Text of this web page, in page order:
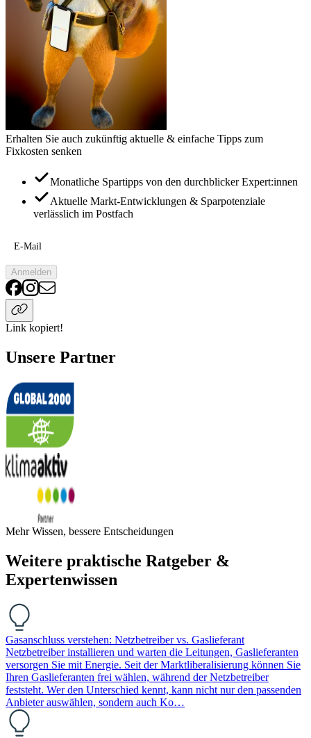
Erhalten Sie auch zukünftig aktuelle & einfache Tipps zum
Fixkosten senken
Monatliche Spartipps von den durchblicker Expert:innen
Aktuelle Markt-Entwicklungen & Sparpotenziale
verlässlich im Postfach
E-Mail
Anmelden
Link kopiert!
Unsere Partner
Mehr Wissen, bessere Entscheidungen
Weitere praktische Ratgeber &
Expertenwissen
Gasanschluss verstehen: Netzbetreiber vs. Gaslieferant
Netzbetreiber installieren und warten die Leitungen, Gaslieferanten
versorgen Sie mit Energie. Seit der Marktliberalisierung können Sie
Ihren Gaslieferanten frei wählen, während der Netzbetreiber
feststeht. Wer den Unterschied kennt, kann nicht nur den passenden
Anbieter auswählen, sondern auch Ko…